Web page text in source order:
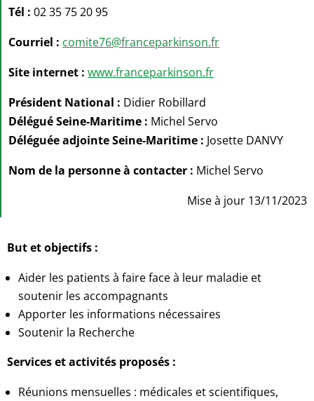
Tél : 02 35 75 20 95
Courriel : comite76@franceparkinson.fr
Site internet : www.franceparkinson.fr
Président National : Didier Robillard
Délégué Seine-Maritime : Michel Servo
Déléguée adjointe Seine-Maritime : Josette DANVY
Nom de la personne à contacter : Michel Servo
Mise à jour 13/11/2023
But et objectifs :
Aider les patients à faire face à leur maladie et
soutenir les accompagnants
Apporter les informations nécessaires
Soutenir la Recherche
Services et activités proposés :
Réunions mensuelles : médicales et scientifiques,